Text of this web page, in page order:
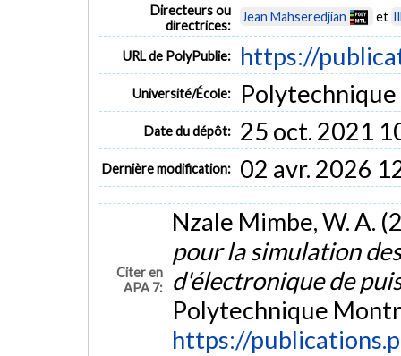
Directeurs ou
directrices:
Jean Mahseredjian et
URL de PolyPublie: https://
Université/École:
Date du dépôt: 25 oct. 2021
Dernière modification: 02 avr. 2026
Citer en
APA 7:
Nzale Mimbe, W. A.
pour la simulation
d'électronique de
Polytechnique
https://